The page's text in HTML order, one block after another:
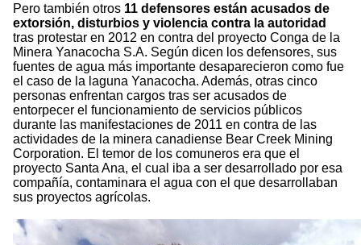
Pero también otros 11 defensores están acusados de
extorsión, disturbios y violencia contra la autoridad
tras protestar en 2012 en contra del proyecto Conga de la
Minera Yanacocha S.A. Según dicen los defensores, sus
fuentes de agua más importante desaparecieron como fue
el caso de la laguna Yanacocha. Además, otras cinco
personas enfrentan cargos tras ser acusados de
entorpecer el funcionamiento de servicios públicos
durante las manifestaciones de 2011 en contra de las
actividades de la minera canadiense Bear Creek Mining
Corporation. El temor de los comuneros era que el
proyecto Santa Ana, el cual iba a ser desarrollado por esa
compañía, contaminara el agua con el que desarrollaban
sus proyectos agrícolas.